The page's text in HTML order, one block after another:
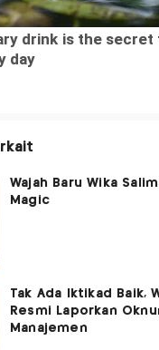
Wajah Baru Wika
Magic
Tak Ada Iktikad Baik,
Resmi Laporkan
Manajemen